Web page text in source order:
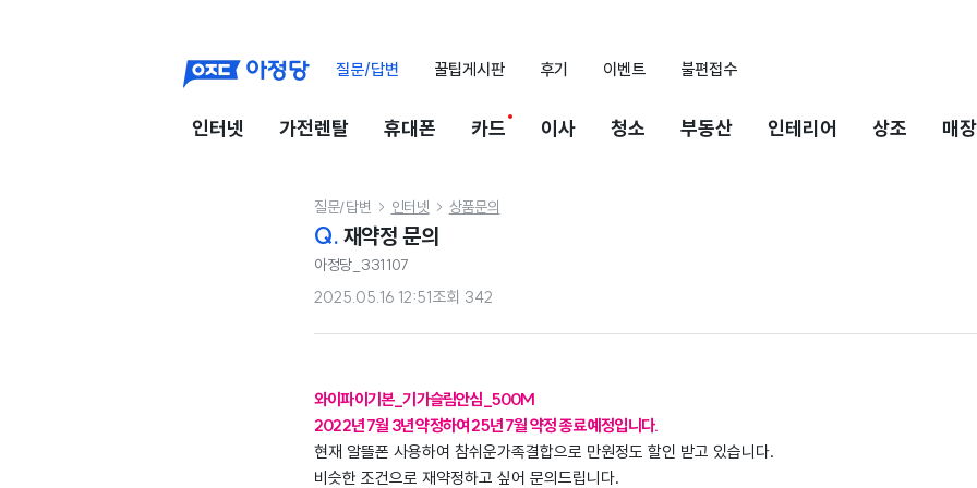
질문/답변 꿀팁게시판 후기 이벤트 불편접수
인터넷 가전렌탈 휴대폰 카드 이사 청소 부동산 인테리어 상조 매
질문/답변  인터넷  상품문의
Q. 재약정 문의
아정당_331107
2025.05.16 12:51조회 342
와이파이기본_기가슬림안심_500M
2022년 7월 3년 약정하여 25년 7월 약정 종료 예정입니다.
현재 알뜰폰 사용하여 참쉬운가족결합으로 만원정도 할인 받고 있습니다.
비슷한 조건으로 재약정하고 싶어 문의드립니다.